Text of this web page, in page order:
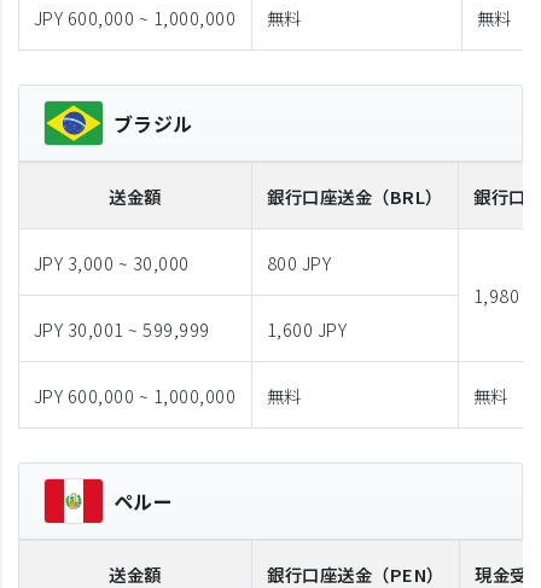
JPY 600,000 ~ 1,000,000 無料 無料
ブラジル
送金額 銀行口座送金 （BRL） 銀行口
JPY 3,000 ~ 30,000
800 JPY
1,980
JPY 30,001 ~ 599,999
1,600 JPY
JPY 600,000 ~ 1,000,000 無料 無料
ペルー
送金額 銀行口座送金 （PEN） 現金受